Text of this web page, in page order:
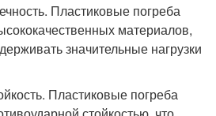
Пластиковые погреба
материалов,
значительные нагрузки
Пластиковые погреба